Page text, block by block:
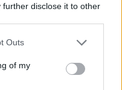
further disclose it to other
Outs
of my